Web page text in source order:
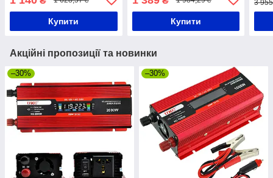
Купити Купити
3
Акційні пропозиції та новинки
–30% –30%